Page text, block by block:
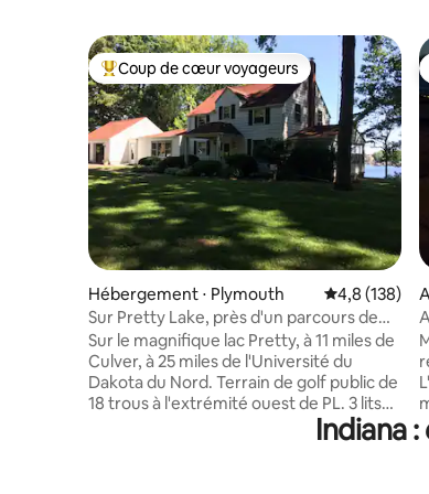
Coups de cœur voyageurs les plus appréciés
Coup de cœur voyageurs
Hébergement ⋅ Plymouth Évaluation
4,8 (138)
Sur Pretty Lake, près d'un parcours de
golf de 18 trous, CMA/CGA et ND
Sur le magnifique lac Pretty, à 11 miles de
Culver, à 25 miles de l'Université du
Dakota du Nord. Terrain de golf public de
18 trous à l'extrémité ouest de PL. 3 lits
jumeaux et 2 lits Queen Size dans les
chambres. Un canapé-lit queen size situé
Indiana